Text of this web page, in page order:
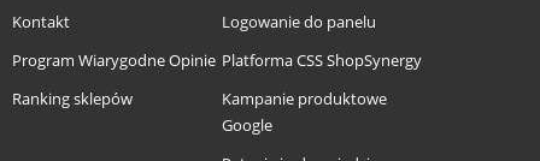
Kontakt
Program Wiarygodne Opinie
Ranking sklepów
Logowanie do panelu
Platforma CSS ShopSynergy
Kampanie produktowe
Google